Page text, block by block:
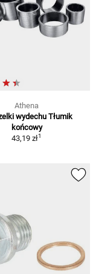
Athena
wydechu Tłumik
końcowy
43,19 zł1